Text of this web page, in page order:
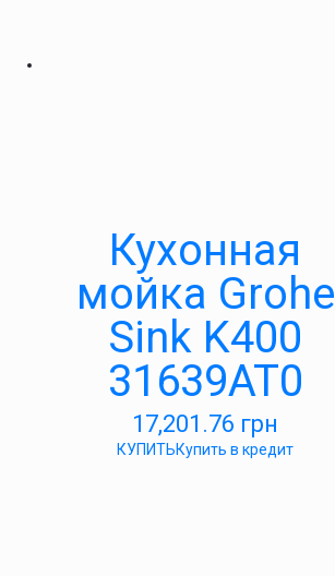
Кухонная
мойка Grohe
Sink K400
31639AT0
17,201.76 грн
КУПИТЬКупить в кредит